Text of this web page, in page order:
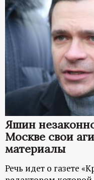
Яшин
Москве свои
материалы
Речь идет о газете